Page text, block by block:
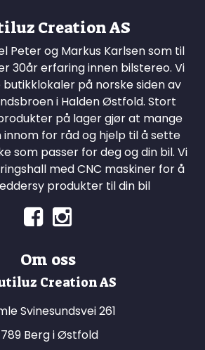
Creation AS
Peter og Markus Karlsen som til
30år erfaring innen bilstereo. Vi
på norske siden av
i Halden Østfold. Stort
på lager gjør at mange
innom for råd og hjelp til å sette
som passer for deg og din bil. Vi
med CNC maskiner for å
produkter til din bil
Om oss
Creation AS
Svinesundsvei 261
Berg i Østfold